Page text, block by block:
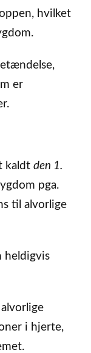
hvilket
er
kaldt den 1.
pga.
til alvorlige
heldigvis
i hjerte,